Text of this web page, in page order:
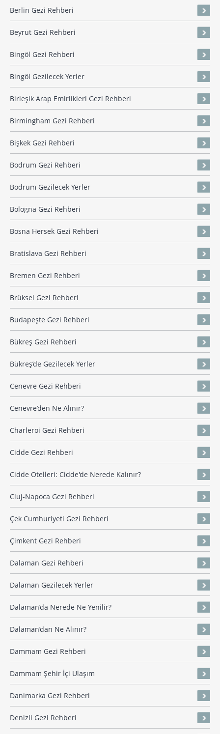
Berlin Gezi Rehberi
Beyrut Gezi Rehberi
Bingöl Gezi Rehberi
Bingöl Gezilecek Yerler
Birleşik Arap Emirlikleri Gezi Rehberi
Birmingham Gezi Rehberi
Bişkek Gezi Rehberi
Bodrum Gezi Rehberi
Bodrum Gezilecek Yerler
Bologna Gezi Rehberi
Bosna Hersek Gezi Rehberi
Bratislava Gezi Rehberi
Bremen Gezi Rehberi
Brüksel Gezi Rehberi
Budapeşte Gezi Rehberi
Bükreş Gezi Rehberi
Bükreş’de Gezilecek Yerler
Cenevre Gezi Rehberi
Cenevre’den Ne Alınır?
Charleroi Gezi Rehberi
Cidde Gezi Rehberi
Cidde Otelleri: Cidde'de Nerede Kalınır?
Cluj-Napoca Gezi Rehberi
Çek Cumhuriyeti Gezi Rehberi
Çimkent Gezi Rehberi
Dalaman Gezi Rehberi
Dalaman Gezilecek Yerler
Dalaman’da Nerede Ne Yenilir?
Dalaman’dan Ne Alınır?
Dammam Gezi Rehberi
Dammam Şehir İçi Ulaşım
Danimarka Gezi Rehberi
Denizli Gezi Rehberi